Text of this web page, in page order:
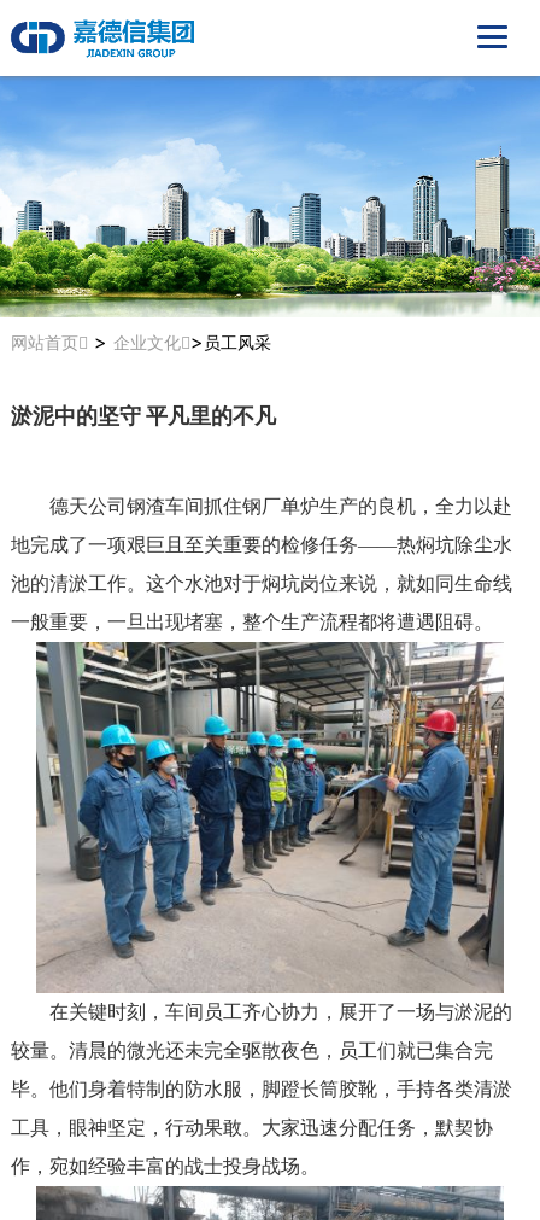
网站首页 > 企业文化 > 员工风采
淤泥中的坚守 平凡里的不凡
德天公司钢渣车间抓住钢厂单炉生产的良机，全力以赴
地完成了一项艰巨且至关重要的检修任务——热焖坑除尘水
池的清淤工作。这个水池对于焖坑岗位来说，就如同生命线
一般重要，一旦出现堵塞，整个生产流程都将遭遇阻碍。
在关键时刻，车间员工齐心协力 ， 展开了一场与淤泥的
较量。清晨的微光还未完全驱散夜色，员工们就已集合完
毕。他们身着特制的防水服，脚蹬长筒胶靴，手持各类清淤
工具，眼神坚定，行动果敢。大家迅速分配任务 ，默契协
作，宛如经验丰富的战士投身战场。